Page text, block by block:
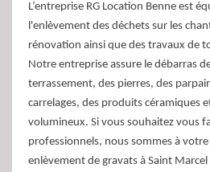
L’entreprise RG Location Benne est
l'enlèvement des déchets sur les
rénovation ainsi que des travaux de
Notre entreprise assure le débarras
terrassement, des pierres, des
carrelages, des produits céramiques
volumineux. Si vous souhaitez vous
professionnels, nous sommes à
enlèvement de gravats à Saint Marcel